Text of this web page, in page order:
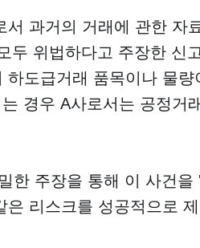
과거의 거래에 관한 자
두 위법하다고 주장한 신
도급거래 품목이나 물
경우 A사로서는 공정거
한 주장을 통해 이 사건
리스크를 성공적으로